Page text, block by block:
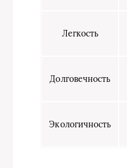
Легкость
Долговечность
Экологичность